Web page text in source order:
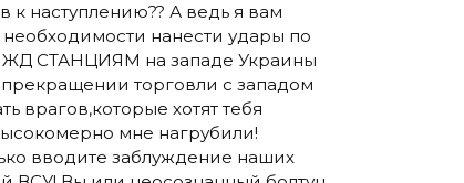
к наступлению?? А ведь я вам
необходимости нанести удары по
СТАНЦИЯМ на западе Украины
торговли с западом
врагов,которые хотят тебя
мне нагрубили!
вводите заблуждение наших